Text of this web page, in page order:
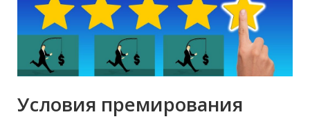
Условия премирования